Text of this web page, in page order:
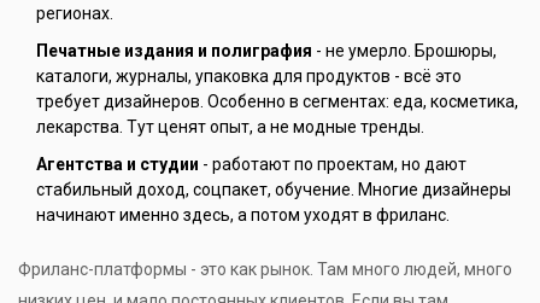
регионах.
Печатные издания и полиграфия - не умерло. Брошюры,
каталоги, журналы, упаковка для продуктов - всё это
требует дизайнеров. Особенно в сегментах: еда, косметика,
лекарства. Тут ценят опыт, а не модные тренды.
Агентства и студии - работают по проектам, но дают
стабильный доход, соцпакет, обучение. Многие дизайнеры
начинают именно здесь, а потом уходят в фриланс.
Фриланс-платформы - это как рынок. Там много людей, много